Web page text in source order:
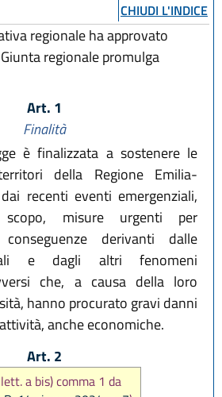
CHIUDI L'INDICE
regionale ha approvato
regionale promulga
Art. 1
Finalità
è finalizzata a sostenere le
della Regione Emilia-
recenti eventi emergenziali,
misure urgenti per
derivanti dalle
e dagli altri fenomeni
che, a causa della loro
hanno procurato gravi danni
anche economiche.
Art. 2
a bis) comma 1 da